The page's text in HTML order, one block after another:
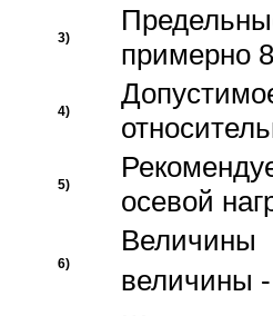
3)
примерно
4)
5)
осевой
6)
величины